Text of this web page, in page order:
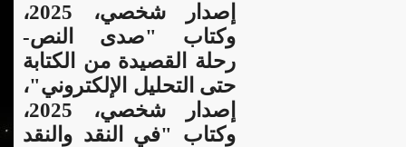
إصدار شخصي، 2025،
وكتاب "صدى النص-
رحلة القصيدة من الكتابة
حتى التحليل الإلكتروني"،
إصدار شخصي، 2025،
وكتاب "في النقد والنقد